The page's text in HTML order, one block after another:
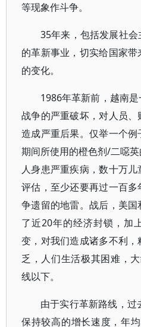
等现象作斗争。
35年来，包括发展社
的革新事业，切实给国家
的变化。
1986年革新前，越南
战争的严重破坏，对人员
造成严重后果。仅举一个
期间所使用的橙色剂/二噁
人身患严重疾病，数十万
评估，至少还要再过一百
争遗留的地雷。战后，美
了近20年的经济封锁，加
变，对我们造成诸多不利
乏，人们生活极其困难，
线以下。
由于实行革新路线，
保持较高的增长速度，年